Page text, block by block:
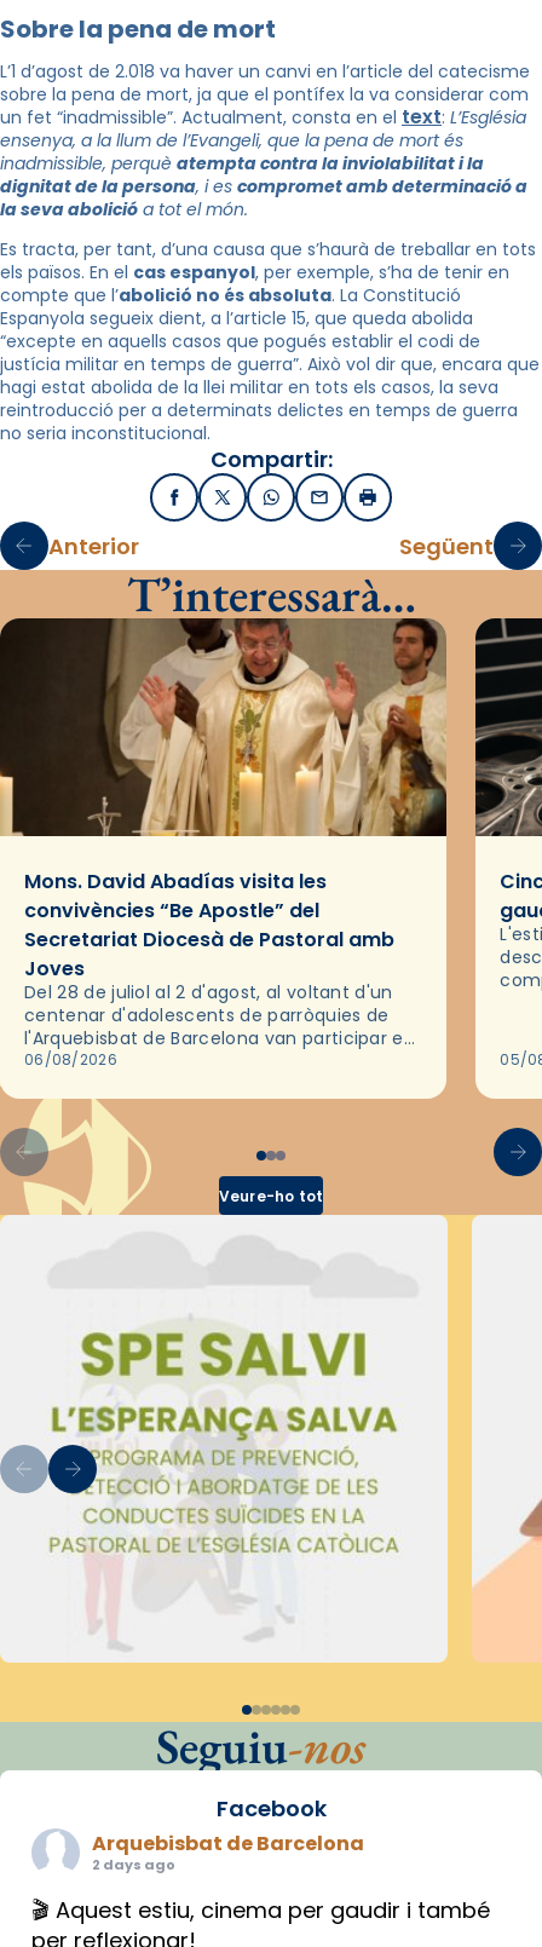
Sobre la pena de mort
L’1 d’agost de 2.018 va haver un canvi en l’article del catecisme
sobre la pena de mort, ja que el pontífex la va considerar com
un fet “inadmissible”. Actualment, consta en el text: L’Església
ensenya, a la llum de l’Evangeli, que la pena de mort és
inadmissible, perquè atempta contra la inviolabilitat i la
dignitat de la persona, i es compromet amb determinació a
la seva abolició a tot el món.
Es tracta, per tant, d’una causa que s’haurà de treballar en tots
els països. En el cas espanyol, per exemple, s’ha de tenir en
compte que l’abolició no és absoluta. La Constitució
Espanyola segueix dient, a l’article 15, que queda abolida
“excepte en aquells casos que pogués establir el codi de
justícia militar en temps de guerra”. Això vol dir que, encara que
hagi estat abolida de la llei militar en tots els casos, la seva
reintroducció per a determinats delictes en temps de guerra
no seria inconstitucional.
Compartir:
FacebookX / TwitterWhatsApp
EmailImprimir
Anterior Següent
T’interessarà…
Mons. David Abadías visita les
convivències “Be Apostle” del
Secretariat Diocesà de Pastoral amb
Joves
Del 28 de juliol al 2 d'agost, al voltant d'un
centenar d'adolescents de parròquies de
l'Arquebisbat de Barcelona van participar en
les convivències Be Apostle, organitzades
06/08/2026 05/
Veure-ho tot
Seguiu-nos
Facebook
Arquebisbat de Barcelona
2 days ago
🎬 Aquest estiu, cinema per gaudir i també
per reflexionar!